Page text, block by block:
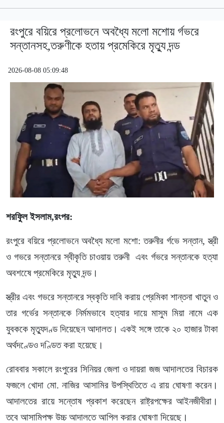
রংপুরে বয়িরে প্রলোভনে অবধ্যৈ মলো মশোয় র্গভরে
সন্তানসহ,তরুণীকে হতায় প্রমেকিরে মৃত্যু দন্ড
2026-08-08 05:09:48
শরফিুল ইসলাম,রংপর:
রংপুরে বয়িরে প্রলোভনে অবধ্যৈ মলো মশো: তরুনীর র্গভে সন্তান, স্ত্রী
ও গভরে সন্তানরে স্বীকৃতি চাওয়ায় তরুনী এবং র্গভরে সন্তানকে হত্যা
অবশষেে প্রমেকিরে মৃত্যু দন্ড।
স্ত্রীর এবং গভরে সন্তানরে স্বকৃতি দাবি করায় প্রেমিকা শান্তনা খাতুন ও
তার গর্ভের সন্তানকে নির্মমভাবে হত্যার দায়ে মাসুম মিয়া নামে এক
যুবককে মৃত্যুদণ্ড দিয়েছেন আদালত। একই সঙ্গে তাকে ২০ হাজার টাকা
অর্থদণ্ডেও দণ্ডিত করা হয়েছে।
রোববার সকালে রংপুরের সিনিয়র জেলা ও দায়রা জজ আদালতের বিচারক
ফজলে খোদা মো. নাজির আসামির উপস্থিতিতে এ রায় ঘোষণা করেন।
আদালতের রায়ে সন্তোষ প্রকাশ করেছেন রাষ্ট্রপক্ষের আইনজীবীরা।
তবে আসামিপক্ষ উচ্চ আদালতে আপিল করার ঘোষণা দিয়েছে।